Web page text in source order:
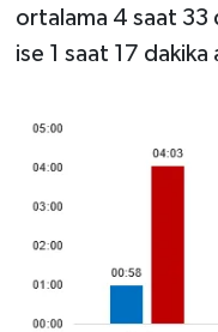
ortalama 4 saat 33
ise 1 saat 17 dakika